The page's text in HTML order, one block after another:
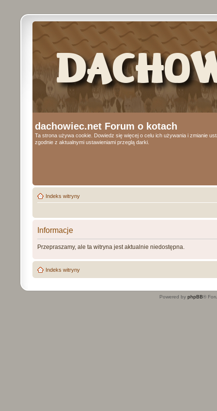
dachowiec.net Forum o kotach
Ta strona używa cookie. Dowiedz się więcej o celu ich używania i zmianie
zgodnie z aktualnymi ustawieniami przeglą darki.
Indeks witryny
Informacje
Przepraszamy, ale ta witryna jest aktualnie niedostępna.
Indeks witryny
Powered by phpBB®